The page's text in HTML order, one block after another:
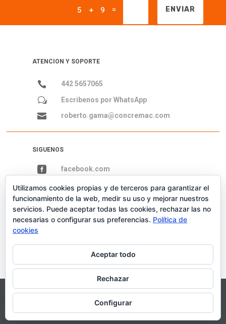
5 + 9 = ENVIAR
ATENCION Y SOPORTE
 442 5657065
w Escribenos por WhatsApp
 roberto.gama@concremac.com
SIGUENOS
 facebook.com
 Residencial El Refugio, Querétaro, Qro.
¡Contáctanos!
Utilizamos cookies propias y de terceros para garantizar el
funcionamiento de la web, medir su uso y mejorar nuestros
servicios. Puede aceptar todas las cookies, rechazar las no
necesarias o configurar sus preferencias. Política de
cookies
Aceptar todo
Rechazar
Configurar